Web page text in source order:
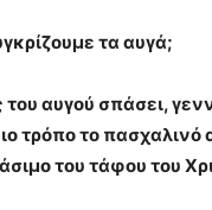
τα αυγά;
αυγού σπάσει,
τρόπο το πασχαλινό
του τάφου του